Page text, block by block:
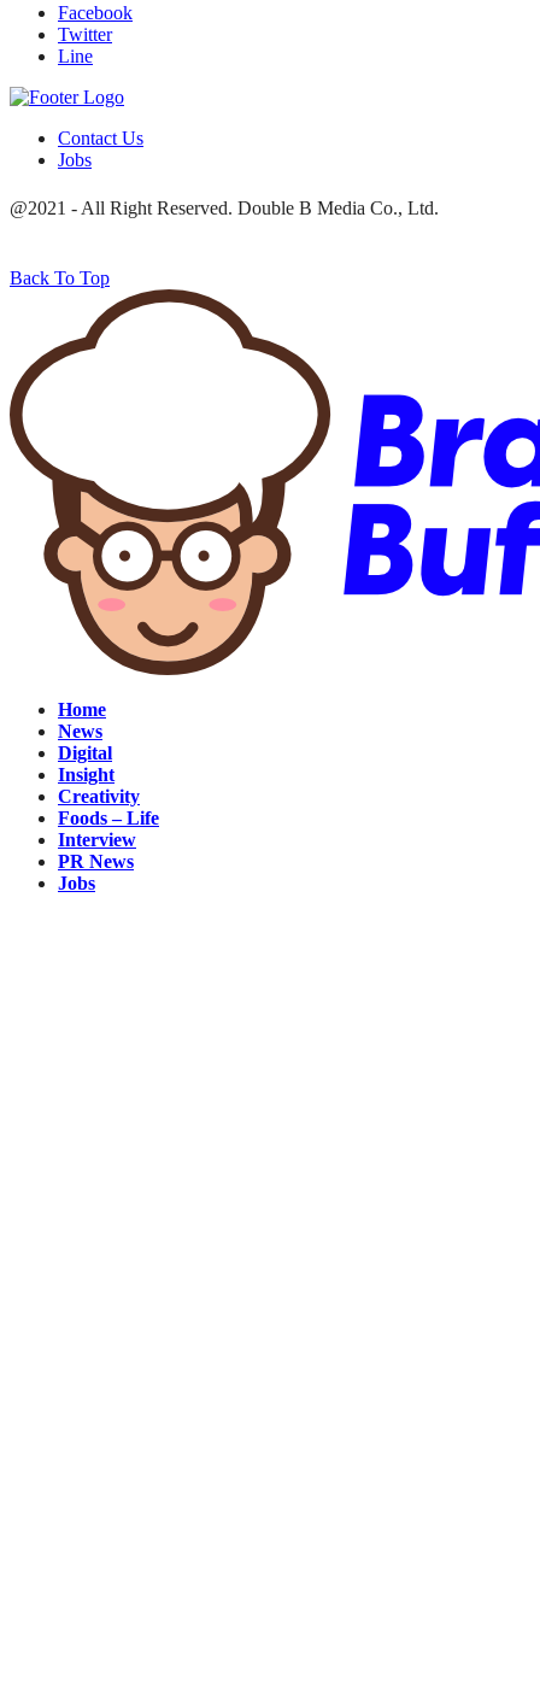
Facebook
Twitter
Line
Contact Us
Jobs
@2021 - All Right Reserved. Double B Media Co., Ltd.
Back To Top
Home
News
Digital
Insight
Creativity
Foods – Life
Interview
PR News
Jobs